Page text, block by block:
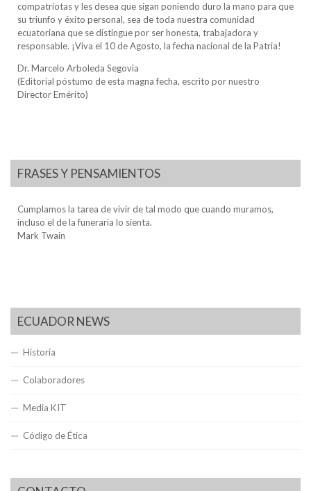
compatriotas y les desea que sigan poniendo duro la mano para que
su triunfo y éxito personal, sea de toda nuestra comunidad
ecuatoriana que se distingue por ser honesta, trabajadora y
responsable. ¡Viva el 10 de Agosto, la fecha nacional de la Patria!
Dr. Marcelo Arboleda Segovia
(Editorial póstumo de esta magna fecha, escrito por nuestro
Director Emérito)
FRASES Y PENSAMIENTOS
Cumplamos la tarea de vivir de tal modo que cuando muramos,
incluso el de la funeraria lo sienta.
Mark Twain
ECUADOR NEWS
Historia
Colaboradores
Media KIT
Código de Ética